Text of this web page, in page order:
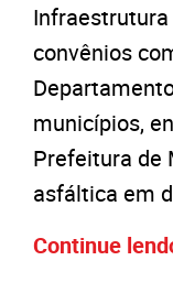
convênios
municípios,
Prefeitura de
asfáltica em
Continue